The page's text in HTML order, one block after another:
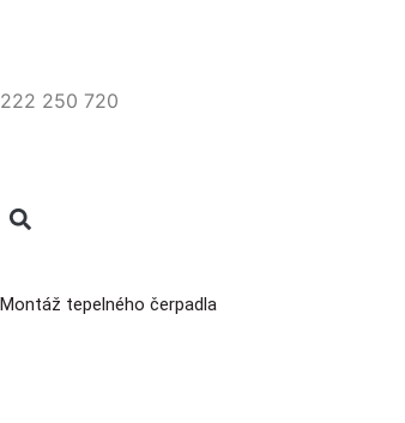
222 250 720
Montáž tepelného čerpadla